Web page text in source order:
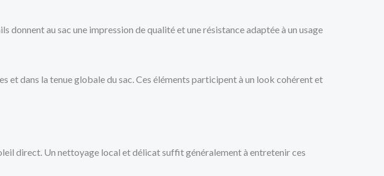
au sac une impression de qualité et une résistance adaptée à un usage
et dans la tenue globale du sac. Ces éléments participent à un look cohérent et
direct. Un nettoyage local et délicat suffit généralement à entretenir ces